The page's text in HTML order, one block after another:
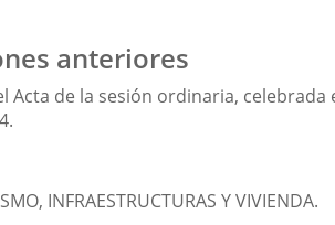
anteriores
de la sesión ordinaria, celebrada
INFRAESTRUCTURAS Y VIVIENDA.